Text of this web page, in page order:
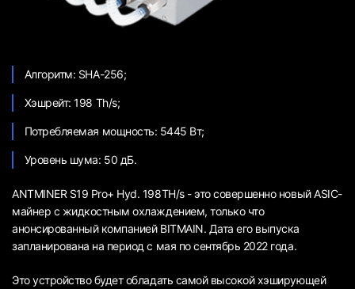
Алгоритм: SHA-256;
Хэшрейт: 198 Th/s;
Потребляемая мощность: 5445 Вт;
Уровень шума: 50 дБ.
ANTMINER S19 Pro+ Hyd. 198TH/s - это совершенно новый ASIC-
майнер с жидкостным охлаждением, только что
анонсированный компанией BITMAIN. Дата его выпуска
запланирована на период с мая по сентябрь 2022 года.
Это устройство будет обладать самой высокой хэширующей